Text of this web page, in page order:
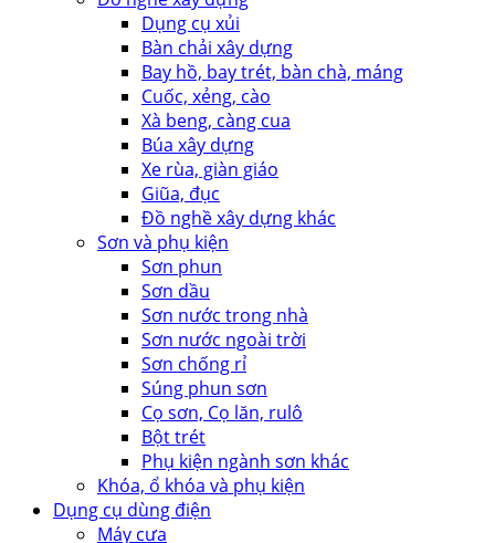
Dụng cụ xủi
Bàn chải xây dựng
Bay hồ, bay trét, bàn chà, máng
Cuốc, xẻng, cào
Xà beng, càng cua
Búa xây dựng
Xe rùa, giàn giáo
Giũa, đục
Đồ nghề xây dựng khác
Sơn và phụ kiện
Sơn phun
Sơn dầu
Sơn nước trong nhà
Sơn nước ngoài trời
Sơn chống rỉ
Súng phun sơn
Cọ sơn, Cọ lăn, rulô
Bột trét
Phụ kiện ngành sơn khác
Khóa, ổ khóa và phụ kiện
Dụng cụ dùng điện
Máy cưa